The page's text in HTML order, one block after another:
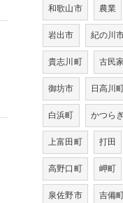
和歌山市
農業
岩出市
紀の川
貴志川町
古民家
御坊市
日高川
白浜町
かつら
上富田町
打田
高野口町
岬町
泉佐野市
吉備